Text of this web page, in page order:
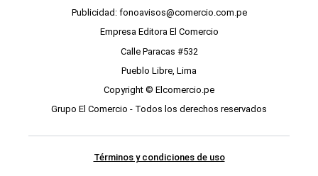
Publicidad: fonoavisos@comercio.com.pe
Empresa Editora El Comercio
Calle Paracas #532
Pueblo Libre, Lima
Copyright © Elcomercio.pe
Grupo El Comercio - Todos los derechos reservados
Términos y condiciones de uso